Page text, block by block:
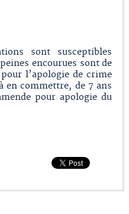
sont susceptibles
encourues sont de
l’apologie de crime
en commettre, de 7 ans
pour apologie du